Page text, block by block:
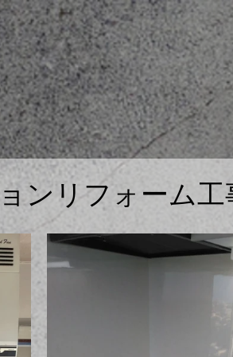
ンリフォーム工